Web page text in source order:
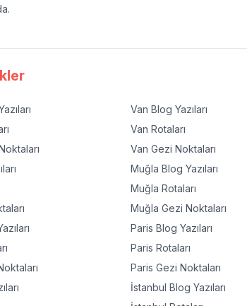
Van Blog Yazıları
Van Rotaları
Van Gezi Noktaları
Muğla Blog Yazıları
Muğla Rotaları
Muğla Gezi Noktaları
Paris Blog Yazıları
Paris Rotaları
Paris Gezi Noktaları
İstanbul Blog Yazıları